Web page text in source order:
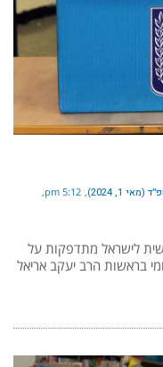
1, 2024)
5:12 pm
לישראל מתדפקות על
בראשות הרב יעקב אריאל